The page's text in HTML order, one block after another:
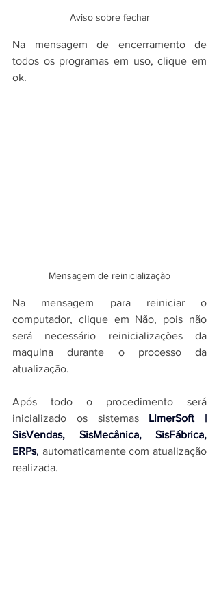
Aviso sobre fechar
Na mensagem de encerramento de
todos os programas em uso, clique em
ok.
Mensagem de reinicialização
Na mensagem para reiniciar o
computador, clique em Não, pois não
será necessário reinicializações da
maquina durante o processo da
atualização.
Após todo o procedimento será
inicializado os sistemas LimerSoft |
SisVendas, SisMecânica, SisFábrica,
ERPs, automaticamente com atualização
realizada.